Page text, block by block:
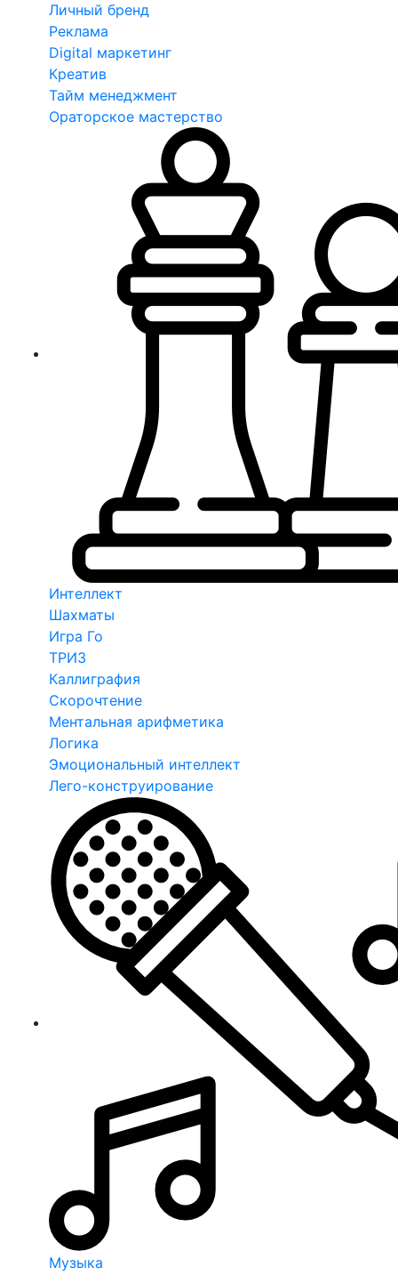
Личный бренд
Реклама
Digital маркетинг
Креатив
Тайм менеджмент
Ораторское мастерство
Интеллект
Шахматы
Игра Го
ТРИЗ
Каллиграфия
Скорочтение
Ментальная арифметика
Логика
Эмоциональный интеллект
Лего-конструирование
Музыка